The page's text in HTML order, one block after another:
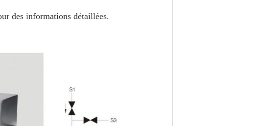
des informations détaillées.